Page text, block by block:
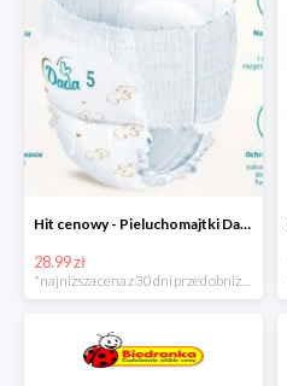
Hit cenowy - Pieluchomajtki Dada Pants
28.99 zł